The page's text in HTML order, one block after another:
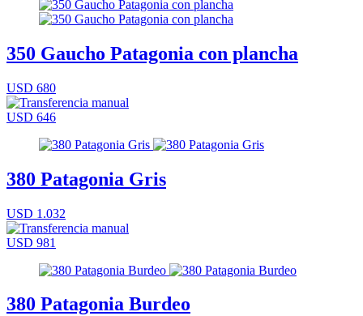
350 Gaucho Patagonia con plancha
USD 680
USD 646
380 Patagonia Gris
USD 1.032
USD 981
380 Patagonia Burdeo